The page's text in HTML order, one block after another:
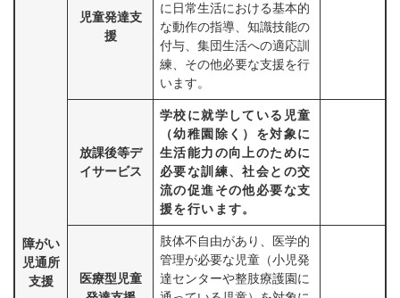
障がい
児通所
支援
児童発達支
援
に日常生活における基本的
な動作の指導、知識技能の
付与、集団生活への適応訓
練、その他必要な支援を行
います。
放課後等デ
イサービス
学校に就学している児童
（幼稚園除く）を対象に
生活能力の向上のために
必要な訓練、社会との交
流の促進その他必要な支
援を行います。
医療型児童
肢体不自由があり、医学的
管理が必要な児童（小児発
達センターや整肢療護園に